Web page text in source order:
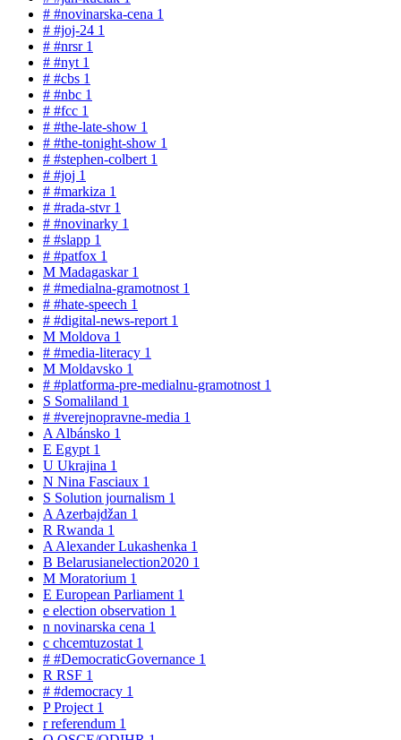
# #novinarska-cena 1
# #joj-24 1
# #nrsr 1
# #nyt 1
# #cbs 1
# #nbc 1
# #fcc 1
# #the-late-show 1
# #the-tonight-show 1
# #stephen-colbert 1
# #joj 1
# #markiza 1
# #rada-stvr 1
# #novinarky 1
# #slapp 1
# #patfox 1
M Madagaskar 1
# #medialna-gramotnost 1
# #hate-speech 1
# #digital-news-report 1
M Moldova 1
# #media-literacy 1
M Moldavsko 1
# #platforma-pre-medialnu-gramotnost 1
S Somaliland 1
# #verejnopravne-media 1
A Albánsko 1
E Egypt 1
U Ukrajina 1
N Nina Fasciaux 1
S Solution journalism 1
A Azerbajdžan 1
R Rwanda 1
A Alexander Lukashenka 1
B Belarusianelection2020 1
M Moratorium 1
E European Parliament 1
e election observation 1
n novinarska cena 1
c chcemtuzostat 1
# #DemocraticGovernance 1
R RSF 1
# #democracy 1
PProject 1
rreferendum 1